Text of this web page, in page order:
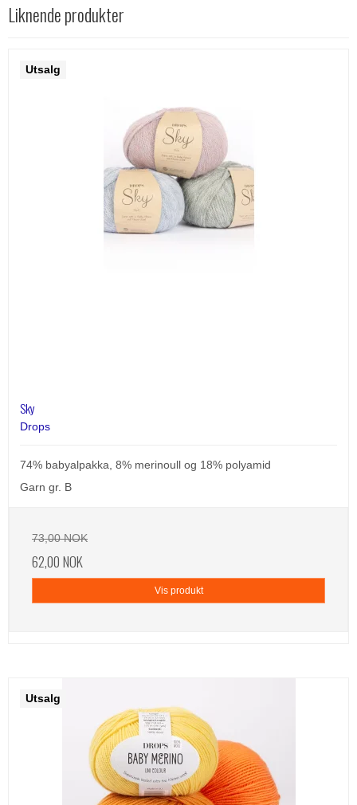
Liknende produkter
Utsalg
Sky
Drops
74% babyalpakka, 8% merinoull og 18% polyamid
Garn gr. B
73,00 NOK
62,00 NOK
Vis produkt
Utsalg